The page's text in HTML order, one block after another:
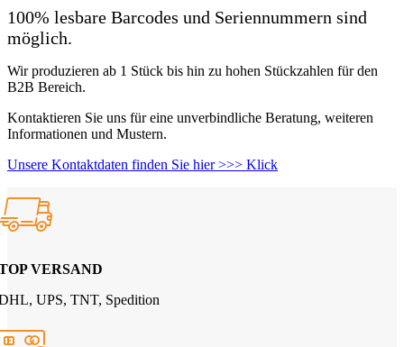
100% lesbare Barcodes und Seriennummern sind
möglich.
Wir produzieren ab 1 Stück bis hin zu hohen Stückzahlen für den
B2B Bereich.
Kontaktieren Sie uns für eine unverbindliche Beratung, weiteren
Informationen und Mustern.
Unsere Kontaktdaten finden Sie hier >>> Klick
VERSAND
UPS, TNT, Spedition